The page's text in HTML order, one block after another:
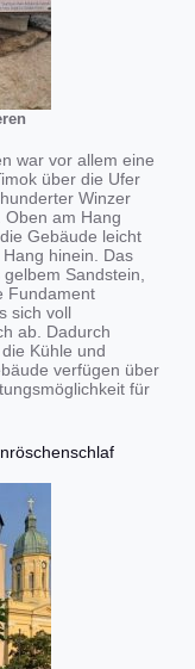
war vor allem eine
über die Ufer
Winzer
Oben am Hang
Gebäude leicht
hinein. Das
Sandstein,
Fundament
sich voll
ab. Dadurch
Kühle und
verfügen über
für